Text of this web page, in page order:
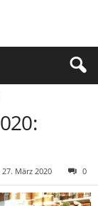
März 2020 0